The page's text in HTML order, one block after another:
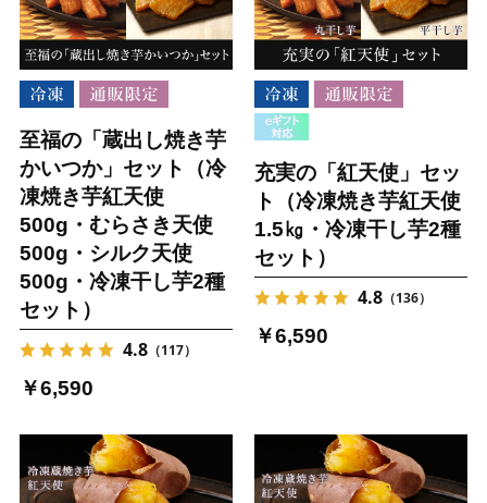
至福の「蔵出し焼き芋
かいつか」セット（冷
凍焼き芋紅天使
500g・むらさき天使
500g・シルク天使
500g・冷凍干し芋2種
セット）
4.8（117）
￥6,590
充実の「紅天使」セッ
ト（冷凍焼き芋紅天使
1.5㎏・冷凍干し芋2種
セット）
4.8（136）
￥6,590